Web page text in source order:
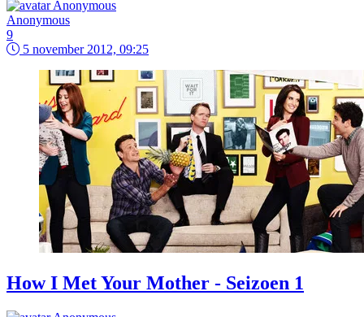
Anonymous
9
5 november 2012, 09:25
How I Met Your Mother - Seizoen 1